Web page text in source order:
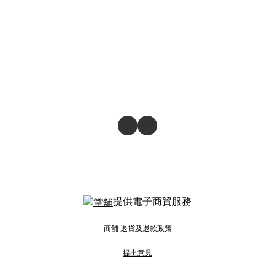
提供電子商貿服務
商舖 退貨及退款政策
提出意見